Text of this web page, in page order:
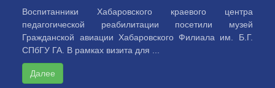
Воспитанники Хабаровского краевого центра
педагогической реабилитации посетили музей
Гражданской авиации Хабаровского Филиала им. Б.Г.
СПбГУ ГА. В рамках визита для ...
Далее